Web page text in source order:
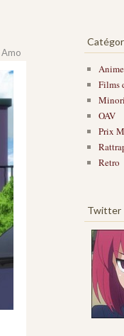
Amo
Films
OAV
Prix
Retro
Twitter